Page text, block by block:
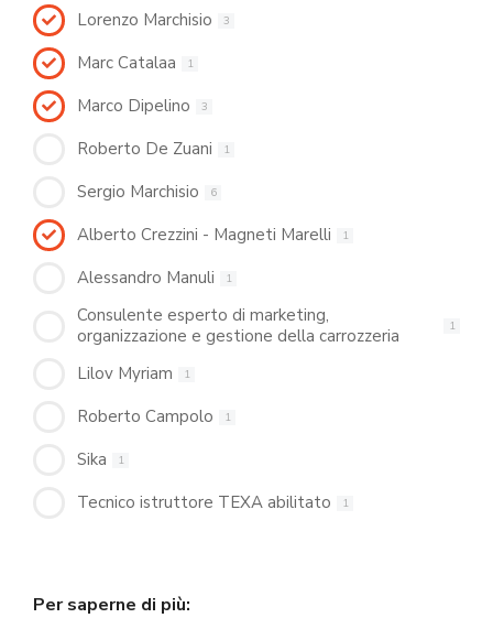
Lorenzo Marchisio 3
Marc Catalaa 1
Marco Dipelino 3
Roberto De Zuani 1
Sergio Marchisio 6
Alberto Crezzini - Magneti Marelli 1
Alessandro Manuli 1
Consulente esperto di marketing,
organizzazione e gestione della carrozzeria
1
Lilov Myriam 1
Roberto Campolo 1
Sika 1
Tecnico istruttore TEXA abilitato 1
Per saperne di più: